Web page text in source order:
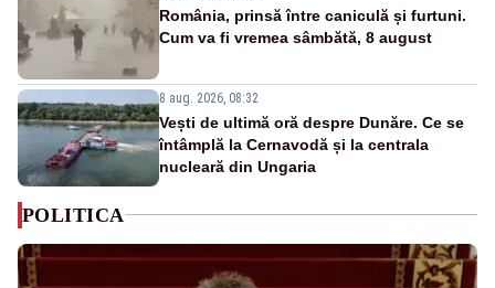
România, prinsă între caniculă și furtuni.
Cum va fi vremea sâmbătă, 8 august
8 aug. 2026, 08:32
Vești de ultimă oră despre Dunăre. Ce se
întâmplă la Cernavodă și la centrala
nucleară din Ungaria
POLITICA